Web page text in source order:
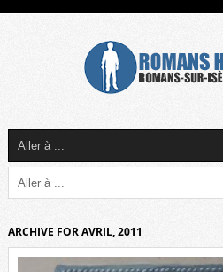
ARCHIVE FOR AVRIL, 2011